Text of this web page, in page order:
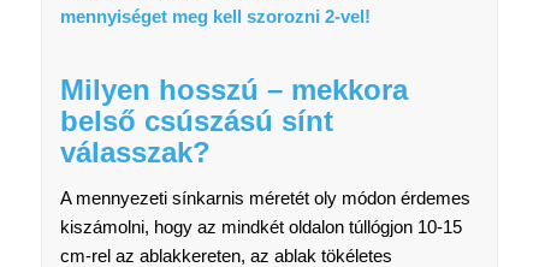
mennyiséget meg kell szorozni 2-vel!
Milyen hosszú – mekkora
belső csúszású sínt
válasszak?
A mennyezeti sínkarnis méretét oly módon érdemes
kiszámolni, hogy az mindkét oldalon túllógjon 10-15
cm-rel az ablakkereten, az ablak tökéletes